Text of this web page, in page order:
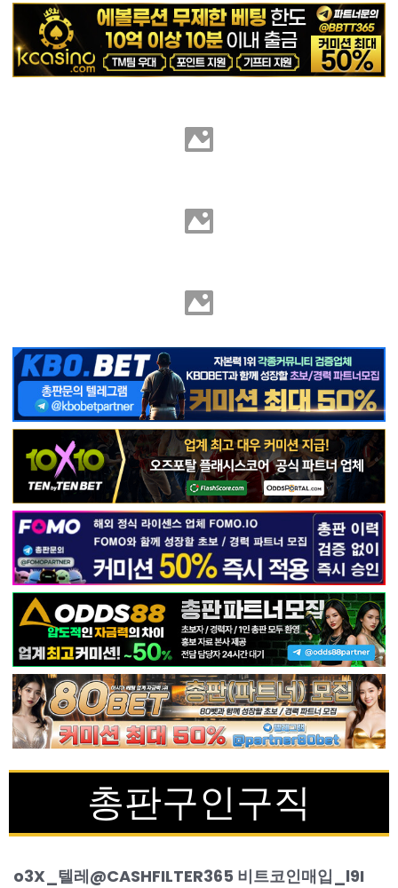
총판구인구직
o3X_텔레@CASHFILTER365 비트코인매입_l9I